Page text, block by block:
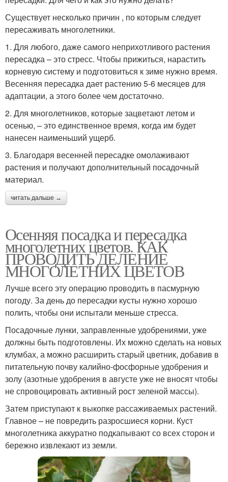
Существует несколько причин , по которым следует
пересаживать многолетники.
1. Для любого, даже самого неприхотливого растения
пересадка – это стресс. Чтобы прижиться, нарастить
корневую систему и подготовиться к зиме нужно время.
Весенняя пересадка дает растению 5-6 месяцев для
адаптации, а этого более чем достаточно.
2. Для многолетников, которые зацветают летом и
осенью, – это единственное время, когда им будет
нанесен наименьший ущерб.
3. Благодаря весенней пересадке омолаживают
растения и получают дополнительный посадочный
материал.
читать дальше →
Осенняя посадка и пересадка
многолетних цветов. КАК
ПРОВОДИТЬ ДЕЛЕНИЕ
МНОГОЛЕТНИХ ЦВЕТОВ
Лучше всего эту операцию проводить в пасмурную
погоду. За день до пересадки кусты нужно хорошо
полить, чтобы они испытали меньше стресса.
Посадочные лунки, заправленные удобрениями, уже
должны быть подготовлены. Их можно сделать на новых
клумбах, а можно расширить старый цветник, добавив в
питательную почву калийно-фосфорные удобрения и
золу (азотные удобрения в августе уже не вносят чтобы
не спровоцировать активный рост зеленой массы).
Затем приступают к выкопке рассаживаемых растений.
Главное – не повредить разросшиеся корни. Куст
многолетника аккуратно подкапывают со всех сторон и
бережно извлекают из земли.